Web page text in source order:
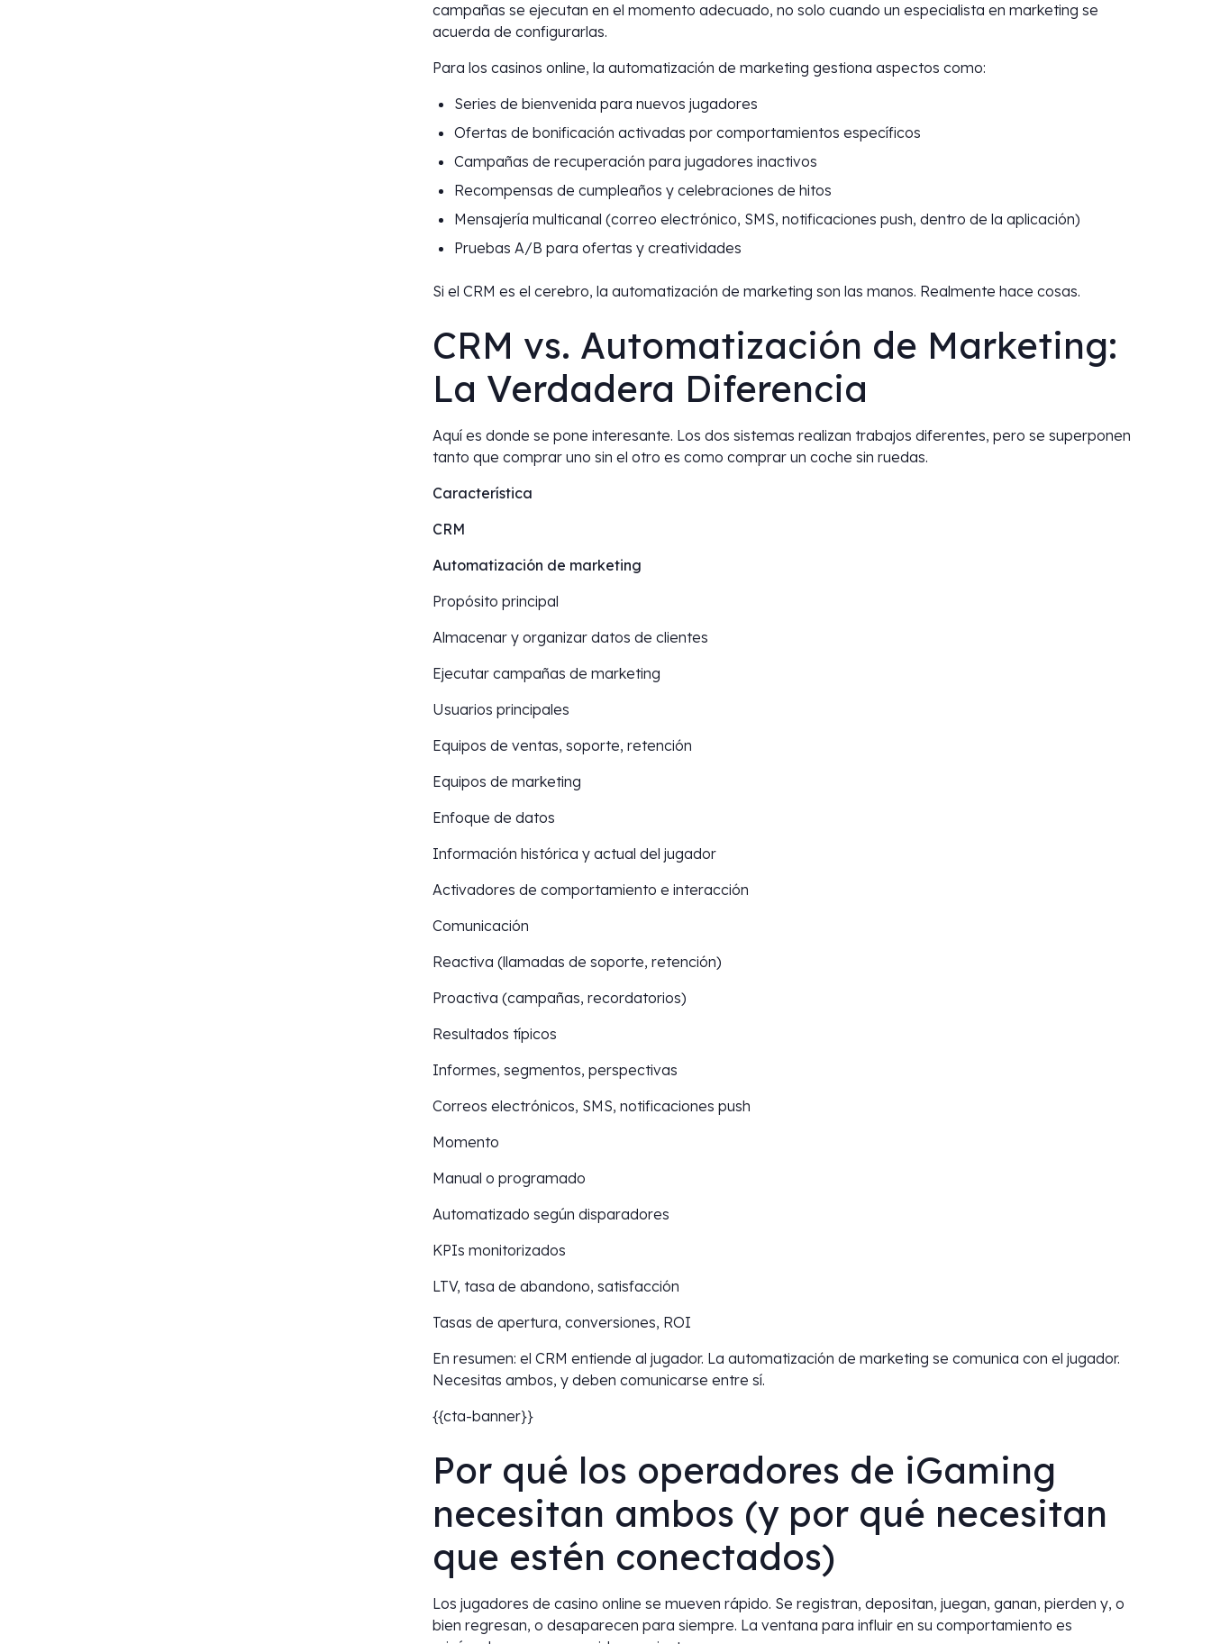
campañas se ejecutan en el momento adecuado, no solo cuando un especialista en marketing se
acuerda de configurarlas.
Para los casinos online, la automatización de marketing gestiona aspectos como:
Series de bienvenida para nuevos jugadores
Ofertas de bonificación activadas por comportamientos específicos
Campañas de recuperación para jugadores inactivos
Recompensas de cumpleaños y celebraciones de hitos
Mensajería multicanal (correo electrónico, SMS, notificaciones push, dentro de la aplicación)
Pruebas A/B para ofertas y creatividades
Si el CRM es el cerebro, la automatización de marketing son las manos. Realmente hace cosas.
CRM vs. Automatización de Marketing:
La Verdadera Diferencia
Aquí es donde se pone interesante. Los dos sistemas realizan trabajos diferentes, pero se superponen
tanto que comprar uno sin el otro es como comprar un coche sin ruedas.
Característica
CRM
Automatización de marketing
Propósito principal
Almacenar y organizar datos de clientes
Ejecutar campañas de marketing
Usuarios principales
Equipos de ventas, soporte, retención
Equipos de marketing
Enfoque de datos
Información histórica y actual del jugador
Activadores de comportamiento e interacción
Comunicación
Reactiva (llamadas de soporte, retención)
Proactiva (campañas, recordatorios)
Resultados típicos
Informes, segmentos, perspectivas
Correos electrónicos, SMS, notificaciones push
Momento
Manual o programado
Automatizado según disparadores
KPIs monitorizados
LTV, tasa de abandono, satisfacción
Tasas de apertura, conversiones, ROI
En resumen: el CRM entiende al jugador. La automatización de marketing se comunica con el jugador.
Necesitas ambos, y deben comunicarse entre sí.
{{cta-banner}}
Por qué los operadores de iGaming
necesitan ambos (y por qué necesitan
que estén conectados)
Los jugadores de casino online se mueven rápido. Se registran, depositan, juegan, ganan, pierden y, o
bien regresan, o desaparecen para siempre. La ventana para influir en su comportamiento es